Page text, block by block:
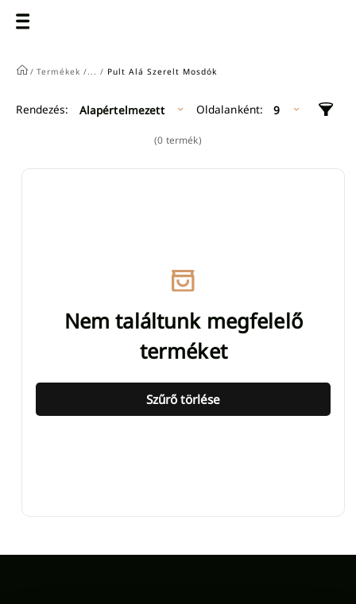
/ Termékek / ... / Pult Alá Szerelt Mosdók
Rendezés: Alapértelmezett Oldalanként: 9
(0 termék)
Nem találtunk megfelelő
terméket
Szűrő törlése